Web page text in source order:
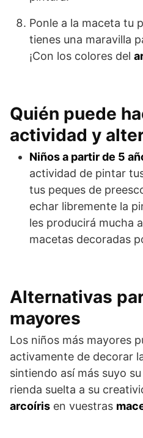
Ponle a la maceta tu
tienes una maravilla
¡Con los colores del
Quién puede
actividad y
Niños a partir de 5
actividad de pintar
tus peques de
echar libremente la
les producirá mucha
macetas decoradas
Alternativas
mayores
Los niños más mayores
activamente de decorar
sintiendo así más suyo
rienda suelta a su
arcoíris en vuestras